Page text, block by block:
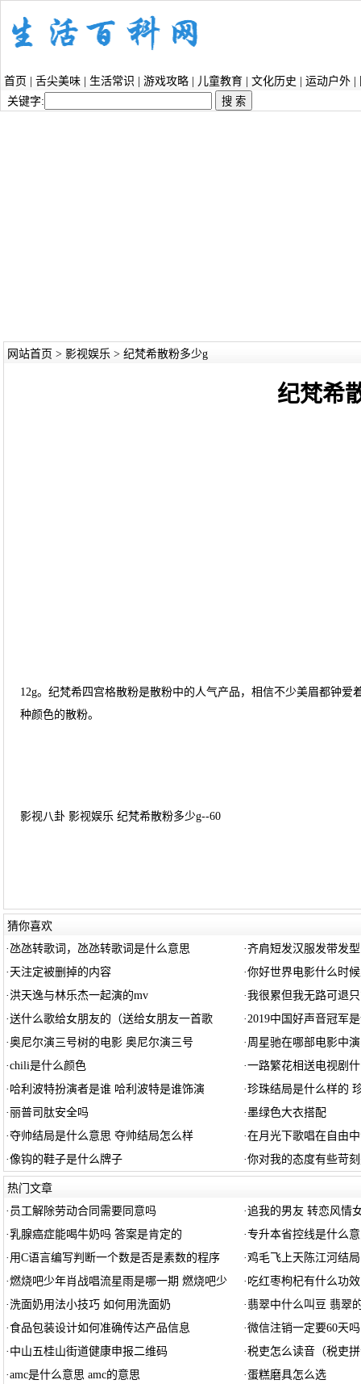
首页 舌尖美味 生活常识 游戏攻略 儿童教育 文化历史 运动户外
关键字:
网站首页 > 影视娱乐 > 纪梵希散粉多少g
纪梵希
12g。纪梵希四宫格散粉是散粉中的人气产品，相信不少美眉都钟
种颜色的散粉。
影视八卦 影视娱乐 纪梵希散粉多少g--60
猜你喜欢
· 氹氹转歌词，氹氹转歌词是什么意思 ·齐肩短发汉服发带发型
· 天注定被删掉的内容 ·你好世界电影什么时
·洪天逸与林乐杰一起演的mv ·我很累但我无路可退
·送什么歌给女朋友的（送给女朋友一首歌 ·2019中国好声音冠军
·奥尼尔演三号树的电影 奥尼尔演三号 · 周星驰在哪部电影中
·chili是什么颜色 ·一路繁花相送电视剧
· 哈利波特扮演者是谁 哈利波特是谁饰演 ·珍珠结局是什么样的
· 丽普司肽安全吗 ·墨绿色大衣搭配
·夺帅结局是什么意思 夺帅结局怎么样 ·在月光下歌唱在自由
·像钩的鞋子是什么牌子 ·你对我的态度有些苛
热门文章
· 员工解除劳动合同需要同意吗 ·追我的男友 转恋风情
·乳腺癌症能喝牛奶吗 答案是肯定的 ·专升本省控线是什么
· 用C语言编写判断一个数是否是素数的程序 ·鸡毛飞上天陈江河结
·燃烧吧少年肖战唱流星雨是哪一期 燃烧吧少 · 吃红枣枸杞有什么功
· 洗面奶用法小技巧 如何用洗面奶 · 翡翠中什么叫豆 翡翠
·食品包装设计如何准确传达产品信息 ·微信注销一定要60天吗
· 中山五桂山街道健康申报二维码 ·税吏怎么读音（税吏
·amc是什么意思 amc的意思 ·蛋糕磨具怎么选